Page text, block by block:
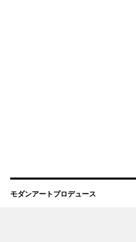
モダンアートプロデュース